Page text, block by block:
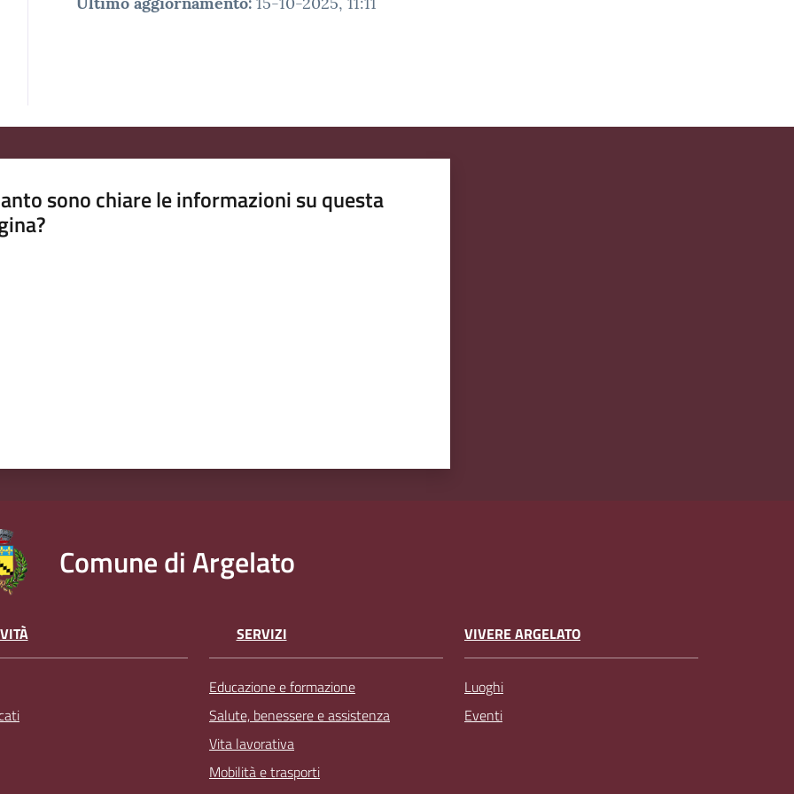
sono chiare le informazioni su questa
Comune di Argelato
SERVIZI
Educazione e formazione
Salute, benessere e assistenza
Vita lavorativa
Mobilità e trasporti
VIVERE ARGELATO
Luoghi
Eventi